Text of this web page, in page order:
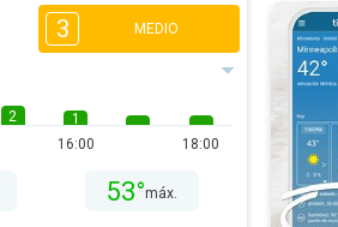
3 MEDIO
2
1
16:00
18:00
53°máx.